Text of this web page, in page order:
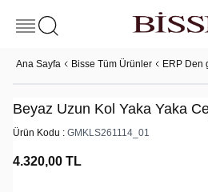
Ana Sayfa Bisse Tüm Ürünler ERP Den
Beyaz Uzun Kol Yaka Yaka
Ürün Kodu : GMKLS261114_01
4.320,00 TL